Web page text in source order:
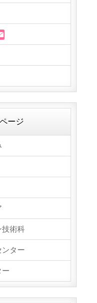
ージ
技術科
ター
ー